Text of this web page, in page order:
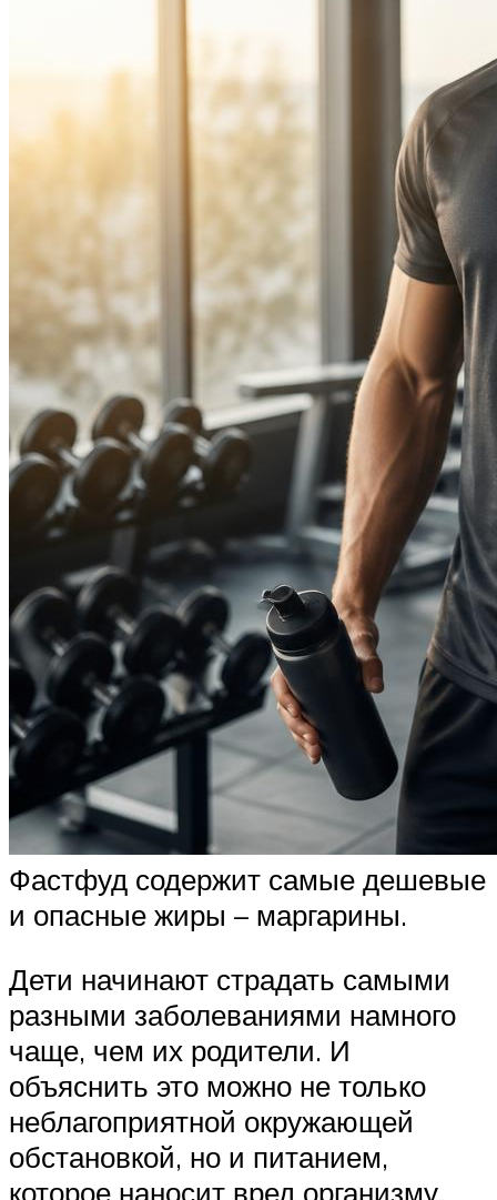
Фастфуд содержит самые дешевые
и опасные жиры – маргарины.
Дети начинают страдать самыми
разными заболеваниями намного
чаще, чем их родители. И
объяснить это можно не только
неблагоприятной окружающей
обстановкой, но и питанием,
которое наносит вред организму.